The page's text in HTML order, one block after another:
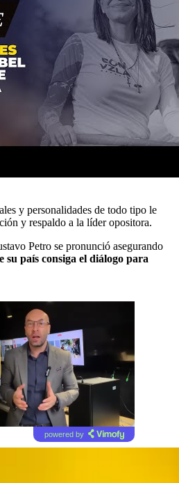
y personalidades de todo tipo le
y respaldo a la líder opositora.
Petro se pronunció asegurando
su país consiga el diálogo para
powered by